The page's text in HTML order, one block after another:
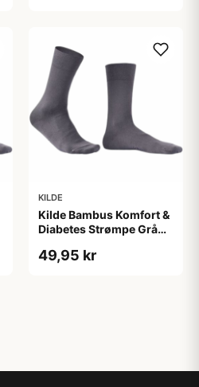
KILDE
Kilde Bambus Komfort &
Diabetes Strømpe Grå
49,95 kr